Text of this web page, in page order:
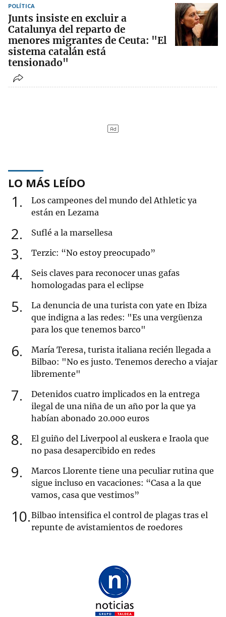
POLÍTICA
Junts insiste en excluir a
Catalunya del reparto de
menores migrantes de Ceuta: "El
sistema catalán está
tensionado"
LO MÁS LEÍDO
1
Los campeones del mundo del Athletic ya
están en Lezama
2 Suflé a la marsellesa
3 Terzic: “No estoy preocupado”
4
Seis claves para reconocer unas gafas
homologadas para el eclipse
5
La denuncia de una turista con yate en Ibiza
que indigna a las redes: "Es una vergüenza
para los que tenemos barco"
6
María Teresa, turista italiana recién llegada a
Bilbao: "No es justo. Tenemos derecho a viajar
libremente"
7
Detenidos cuatro implicados en la entrega
ilegal de una niña de un año por la que ya
habían abonado 20.000 euros
8
El guiño del Liverpool al euskera e Iraola que
no pasa desapercibido en redes
9
Marcos Llorente tiene una peculiar rutina que
sigue incluso en vacaciones: “Casa a la que
vamos, casa que vestimos”
10 Bilbao intensifica el control de plagas tras el
repunte de avistamientos de roedores